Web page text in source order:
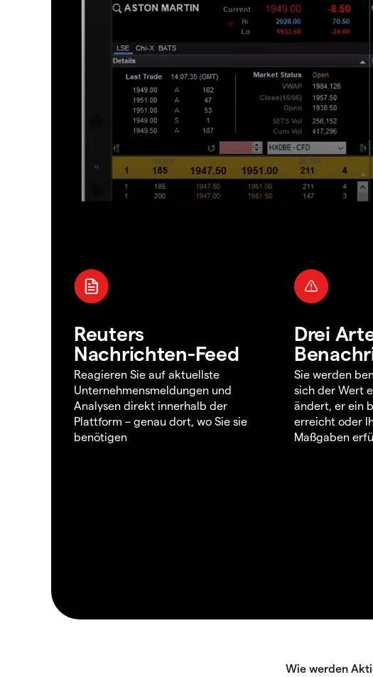
Reuters
Nachrichten-Feed
Reagieren Sie auf aktuellste
Unternehmensmeldungen und
Analysen direkt innerhalb der
Plattform – genau dort, wo Sie sie
benötigen
Drei
Sie werden
sich der Wert
ändert, er ein
erreicht oder
Maßgaben